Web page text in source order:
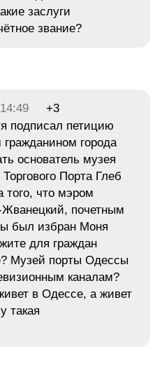
заслуги
звание?
+3
подписал петицию
города
основатель музея
Порта Глеб
того, что мэром
почетным
был избран Моня
для граждан
Музей порты Одессы
каналам?
в Одессе, а живет
такая